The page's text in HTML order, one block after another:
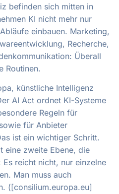
befinden sich mitten in
KI nicht mehr nur
einbauen. Marketing,
Recherche,
Überall
Routinen.
künstliche Intelligenz
AI Act ordnet KI-Systeme
Regeln für
für Anbieter
ist ein wichtiger Schritt.
eine zweite Ebene, die
reicht nicht, nur einzelne
Man muss auch
([consilium.europa.eu]